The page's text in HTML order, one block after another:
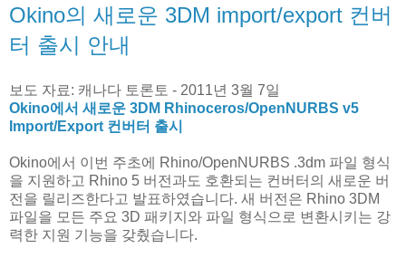
Okino의 새로운 3DM import/export 컨버
터 출시 안내
보도 자료: 캐나다 토론토 - 2011년 3월 7일
Okino에서 새로운 3DM Rhinoceros/OpenNURBS v5
Import/Export 컨버터 출시
Okino에서 이번 주초에 Rhino/OpenNURBS .3dm 파일 형식
을 지원하고 Rhino 5 버전과도 호환되는 컨버터의 새로운 버
전을 릴리즈한다고 발표하였습니다. 새 버전은 Rhino 3DM
파일을 모든 주요 3D 패키지와 파일 형식으로 변환시키는 강
력한 지원 기능을 갖췄습니다.